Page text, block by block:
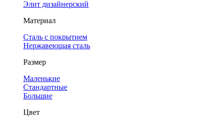
Элит дизайнерский
Материал
Сталь с покрытием
Нержавеющая сталь
Размер
Маленькие
Стандартные
Большие
Цвет